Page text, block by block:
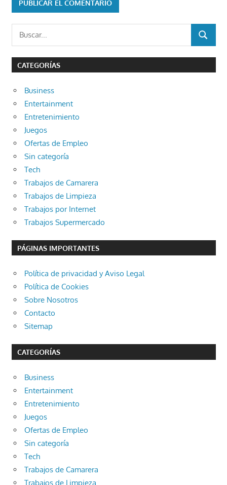
Buscar:
BUSCAR
CATEGORÍAS
Business
Entertainment
Entretenimiento
Juegos
Ofertas de Empleo
Sin categoría
Tech
Trabajos de Camarera
Trabajos de Limpieza
Trabajos por Internet
Trabajos Supermercado
PÁGINAS IMPORTANTES
Política de privacidad y Aviso Legal
Política de Cookies
Sobre Nosotros
Contacto
Sitemap
CATEGORÍAS
Business
Entertainment
Entretenimiento
Juegos
Ofertas de Empleo
Sin categoría
Tech
Trabajos de Camarera
Trabajos de Limpieza